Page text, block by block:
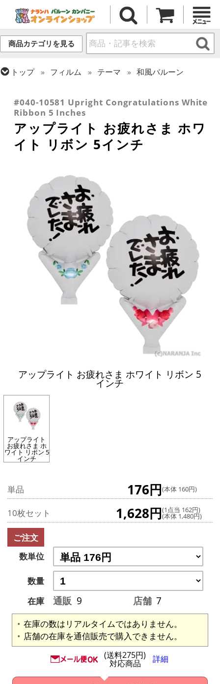
商品カテゴリを見る
トップ フィルム テーマ
和風バルーン
#040-10581 Upright Congratulations White
Ribbon 5 Inches
アップライト お疲れさま ホワ
イト リボン 5インチ
アップライト お疲れさま ホワイト リボン 5
インチ
アップライト
お疲れさま ホ
ワイト リボン 5
インチ
単品 176円(本体 160円)
10枚セット 1,628円(1点当 162円)
(本体 1,480円)
ご注文
数単位
数量
在庫
通販 9 店舗 7
在庫の数はリアルタイムではありません。
店舗の在庫を通信販売で購入できません。
(送料275円)
対応商品 詳細